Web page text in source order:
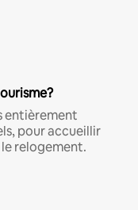
entièrement
pour accueillir
relogement.